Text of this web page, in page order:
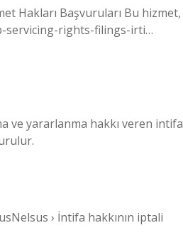
Hakları Başvuruları Bu hizmet,
servicing-rights-filings-irti…
ve yararlanma hakkı veren intifa
› İntifa hakkının iptali